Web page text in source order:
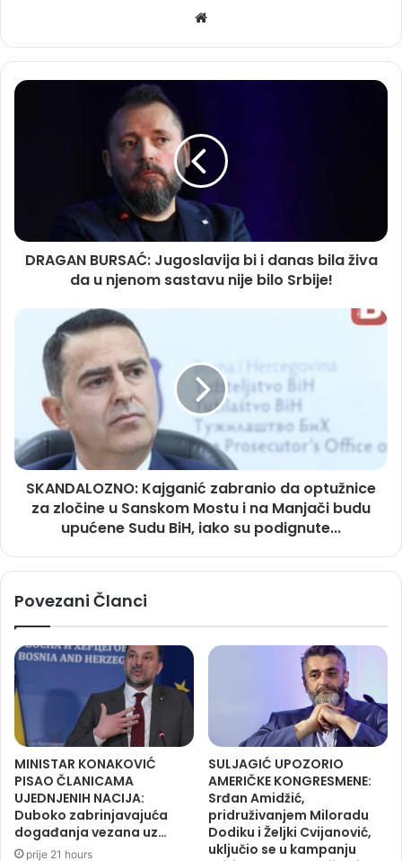
Website
DRAGAN BURSAĆ: Jugoslavija bi i danas bila živa
da u njenom sastavu nije bilo Srbije!
SKANDALOZNO: Kajganić zabranio da optužnice
za zločine u Sanskom Mostu i na Manjači budu
upućene Sudu BiH, iako su podignute...
Povezani Članci
MINISTAR KONAKOVIĆ
PISAO ČLANICAMA
UJEDNJENIH NACIJA:
Duboko zabrinjavajuća
događanja vezana uz…
prije 21 hours
SULJAGIĆ UPOZORIO
AMERIČKE KONGRESMENE:
Srđan Amidžić,
pridruživanjem Miloradu
Dodiku i Željki Cvijanović,
uključio se u kampanju